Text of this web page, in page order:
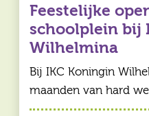
Feestelijke
schoolplein bij
Wilhelmina
Bij IKC Koningin
maanden van hard